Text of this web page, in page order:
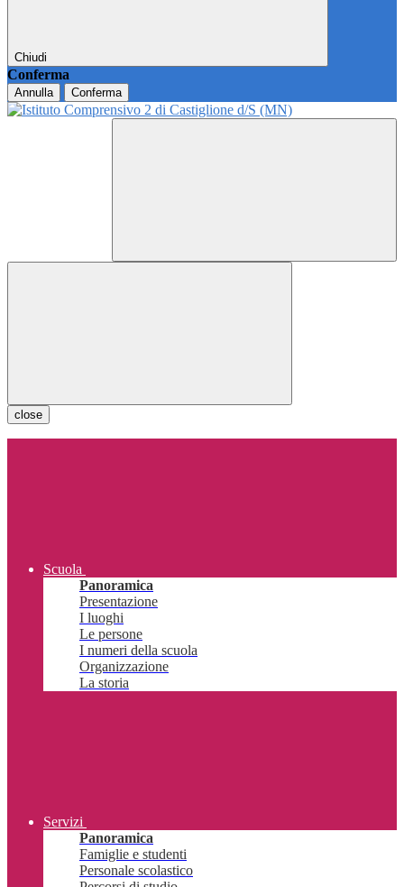
Chiudi
Conferma
Annulla Conferma
close
Scuola
Panoramica
Presentazione
I luoghi
Le persone
I numeri della scuola
Organizzazione
La storia
Servizi
Panoramica
Famiglie e studenti
Personale scolastico